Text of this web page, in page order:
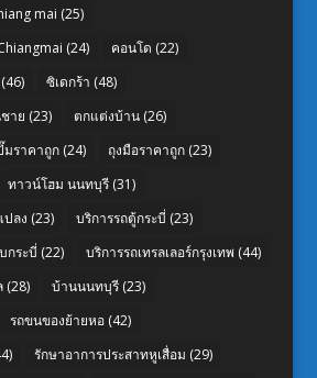
mai (25)
(24) คอนโด (22)
ซิเดกร้า (48)
าย (23) ตกแต่งบ้าน(26)
มราคาถูก(24) ถุงมือราคาถูก(23)
ทาวน์โฮม นนทบุรี(31)
ปลง (23) บริการรถตู้กระบี่ (23)
กระบี่ (22) บริการรถเทรลเลอร์กรุงเทพ (44)
(28) บ้านนนทบุรี(23)
รถขนของย้ายหอ(42)
รักษาอาการประสาทหูเสื่อม (29)